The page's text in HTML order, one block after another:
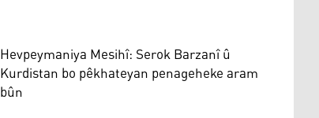
Hevpeymaniya Mesihî: Serok Barzanî û
Kurdistan bo pêkhateyan penageheke aram
bûn